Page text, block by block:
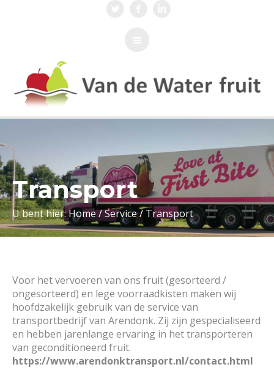
Transport
U bent hier:Home/Service/ Transport
Voor het vervoeren van ons fruit (gesorteerd /
ongesorteerd) en lege voorraadkisten maken wij
hoofdzakelijk gebruik van de service van
transportbedrijf van Arendonk. Zij zijn gespecialiseerd
en hebben jarenlange ervaring in het transporteren
van geconditioneerd fruit.
https://www.arendonktransport.nl/contact.html